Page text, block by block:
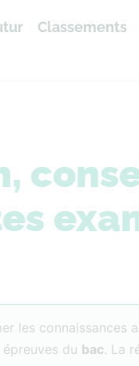
Classements
les connaissances
du bac. La